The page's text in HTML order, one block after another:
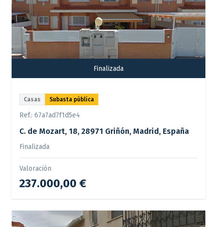
Finalizada
Casas Subasta pública
Ref.: 67a7ad7f1d5e4
C. de Mozart, 18, 28971 Griñón, Madrid, España
Finalizada
Valoración
237.000,00 €